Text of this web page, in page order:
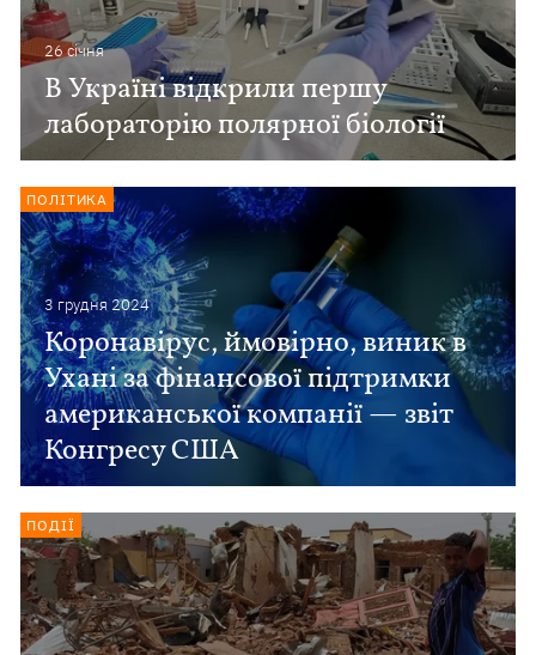
26 сiчня
В Україні відкрили першу
лабораторію полярної біології
3 грудня 2024
Коронавірус, ймовірно, виник в
Ухані за фінансової підтримки
американської компанії — звіт
Конгресу США
ПОЛІТИКА
ПОДІЇ